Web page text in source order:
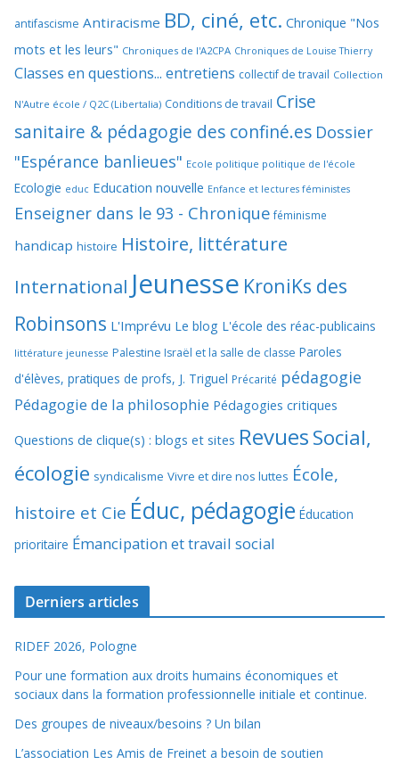
antifascisme Antiracisme BD, ciné, etc. Chronique "Nos
mots et les leurs" Chroniques de l'A2CPA Chroniques de Louise Thierry
Classes en questions... entretiens collectif de travail Collection
N'Autre école / Q2C (Libertalia) Conditions de travail Crise
sanitaire & pédagogie des confiné.es Dossier
"Espérance banlieues" Ecole politique politique de l'école
Ecologie educ Education nouvelle Enfance et lectures féministes
Enseigner dans le 93 - Chronique féminisme
handicap histoire Histoire, littérature
International Jeunesse KroniKs des
Robinsons L'Imprévu Le blog L'école des réac-publicains
littérature jeunesse Palestine Israël et la salle de classe Paroles
d'élèves, pratiques de profs, J. Triguel Précarité pédagogie
Pédagogie de la philosophie Pédagogies critiques
Questions de clique(s) : blogs et sites RevuesSocial,
écologie syndicalisme Vivre et dire nos luttes École,
histoire et Cie Éduc, pédagogie Éducation
prioritaire Émancipation et travail social
Derniers articles
RIDEF 2026, Pologne
Pour une formation aux droits humains économiques et
sociaux dans la formation professionnelle initiale et continue.
Des groupes de niveaux/besoins ? Un bilan
L’association Les Amis de Freinet a besoin de soutien